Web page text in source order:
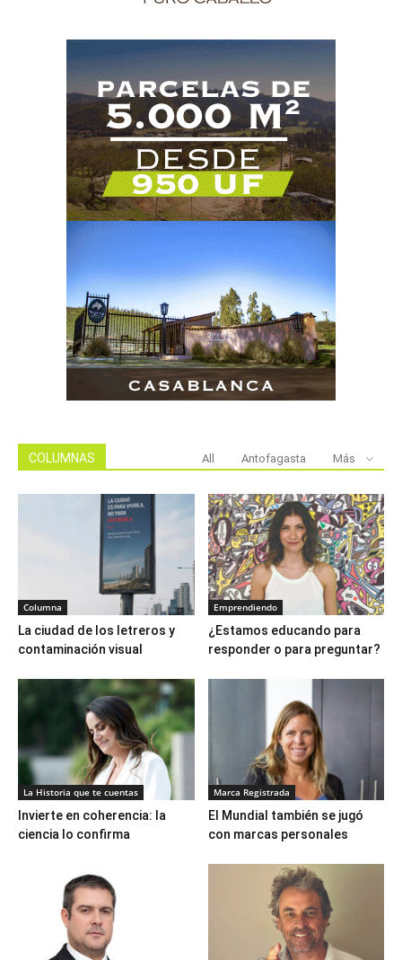
COLUMNAS All Antofagasta Más
Columna
La ciudad de los letreros y
contaminación visual
Emprendiendo
¿Estamos educando para
responder o para preguntar?
La Historia que te cuentas
Invierte en coherencia: la
ciencia lo confirma
Marca Registrada
El Mundial también se jugó
con marcas personales